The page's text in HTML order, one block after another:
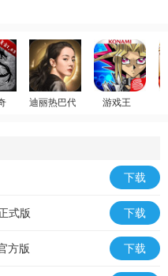
迪丽热巴代言
游戏王
下载
式版 下载
方版 下载